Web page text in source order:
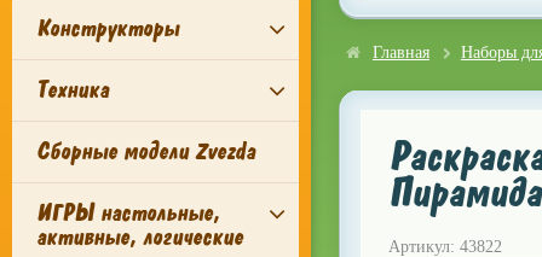
Конструкторы
Техника
Сборные модели Zvezda
ИГРЫ настольные,
активные, логические
Главная Наборы
Артикул: 43822